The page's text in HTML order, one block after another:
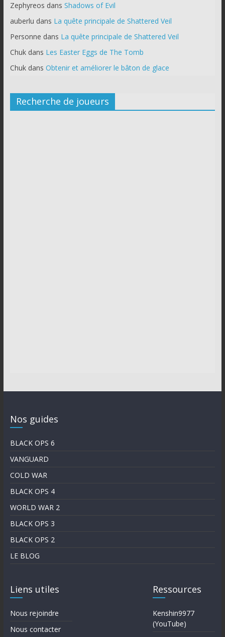
Zephyreos dans Shadows of Evil
auberlu dans La quête principale de Shattered Veil
Personne dans La quête principale de Shattered Veil
Chukdans Les Easter Eggs de The Tomb
Chukdans Obtenir et améliorer le bâton de glace
Recherche de joueurs
Nos guides
BLACK OPS 6
VANGUARD
COLD WAR
BLACK OPS 4
WORLD WAR 2
BLACK OPS 3
BLACK OPS 2
LE BLOG
Liens utiles
Nous rejoindre
Nous contacter
Ressources
Kenshin9977
(YouTube)